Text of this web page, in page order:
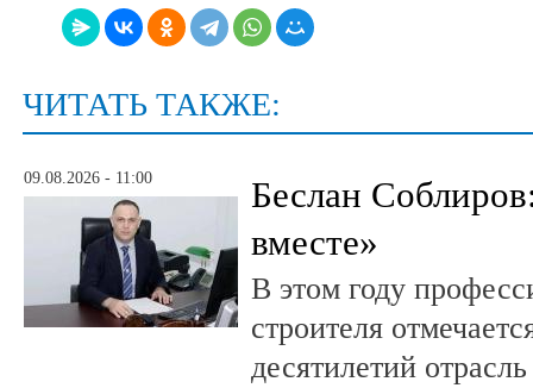
ЧИТАТЬ ТАКЖЕ:
09.08.2026 - 11:00
Беслан
вместе»
В этом году
строителя
десятилетий